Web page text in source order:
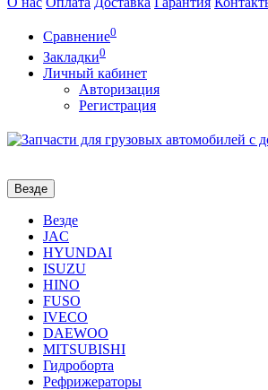
Сравнение0
Закладки0
Личный кабинет
Авторизация
Регистрация
Везде
Везде
JAC
HYUNDAI
ISUZU
HINO
FUSO
IVECO
DAEWOO
MITSUBISHI
Гидроборта
Рефрижераторы